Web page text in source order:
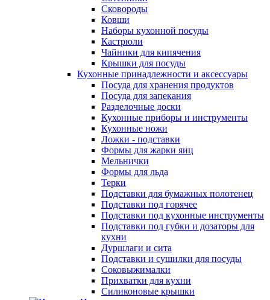
Сковороды
Ковши
Наборы кухонной посуды
Кастрюли
Чайники для кипячения
Крышки для посуды
Кухонные принадлежности и аксессуары
Посуда для хранения продуктов
Посуда для запекания
Разделочные доски
Кухонные приборы и инструменты
Кухонные ножи
Ложки - подставки
Формы для жарки яиц
Мельнички
Формы для льда
Терки
Подставки для бумажных полотенец
Подставки под горячее
Подставки под кухонные инструменты
Подставки под губки и дозаторы для
кухни
Дуршлаги и сита
Подставки и сушилки для посуды
Соковыжималки
Прихватки для кухни
Силиконовые крышки